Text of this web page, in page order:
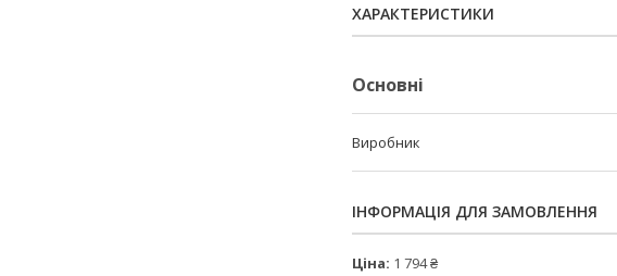
ХАРАКТЕРИСТИКИ
Основні
Виробник
ІНФОРМАЦІЯ ДЛЯ ЗАМОВЛЕННЯ
Ціна: 1 794 ₴